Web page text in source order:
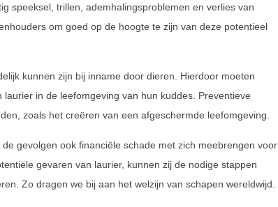
speeksel, trillen, ademhalingsproblemen en verlies van
om goed op de hoogte te zijn van deze potentieel
kunnen zijn bij inname door dieren. Hierdoor moeten
in de leefomgeving van hun kuddes. Preventieve
zoals het creëren van een afgeschermde leefomgeving.
gevolgen ook financiële schade met zich meebrengen voor
gevaren van laurier, kunnen zij de nodige stappen
Zo dragen we bij aan het welzijn van schapen wereldwijd.